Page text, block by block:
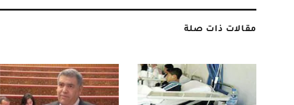
مقالات ذات صلة